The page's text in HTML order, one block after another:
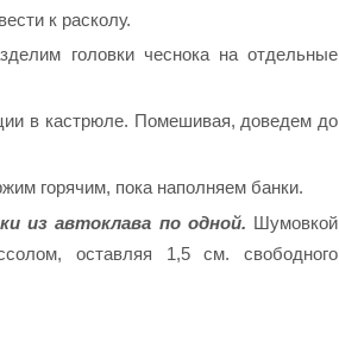
к расколу.
головки чеснока на отдельные
в кастрюле. Помешивая, доведем до
горячим, пока наполняем банки.
из автоклава по одной. Шумовкой
оставляя 1,5 см. свободного